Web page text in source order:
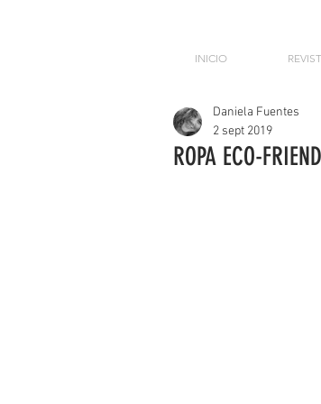
INICIO
ROPA ECO-
Daniela Fuentes
2 sept 2019